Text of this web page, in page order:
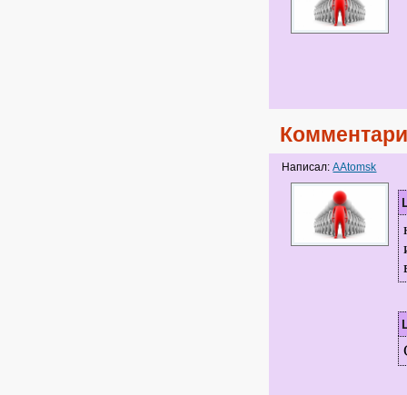
Написал:AAtomsk